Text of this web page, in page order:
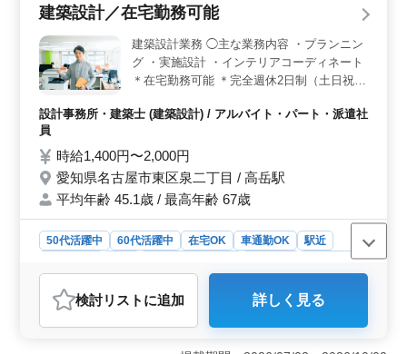
建築設計／在宅勤務可能
建築設計業務 ◯主な業務内容 ・プランニン
グ ・実施設計 ・インテリアコーディネート
＊在宅勤務可能 ＊完全週休2日制（土日祝休
ルに活かせる職場です。 これまでのキャリ
設計事務所・建築士 (建築設計) / アルバイト・パート・派遣社
員
時給1,400円〜2,000円
愛知県名古屋市東区泉二丁目 / 高岳駅
平均年齢 45.1歳 / 最高年齢 67歳
50代活躍中 60代活躍中 在宅OK 車通勤OK
駅近
おすすめポイント
＜経験を活かせる建築設計業務＞ プランニングや実施
設計、インテリアコーディネートを担当します。設計経
検討リスト に追加 詳しく見る